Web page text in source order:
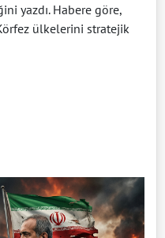
yazdı. Habere göre,
ülkelerini stratejik